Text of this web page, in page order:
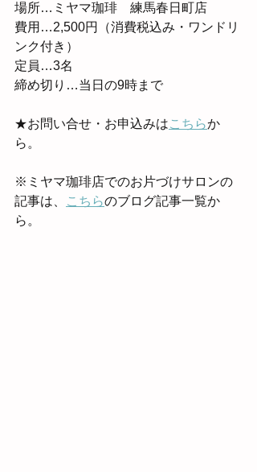
場所…ミヤマ珈琲　練馬春日町店
費用…2,500円（消費税込み・ワンドリ
ンク付き）
定員…3名
締め切り…当日の9時まで
★お問い合せ・お申込みはこちらか
ら。
※ミヤマ珈琲店でのお片づけサロンの
記事は、
こちらのブログ記事一覧か
ら。